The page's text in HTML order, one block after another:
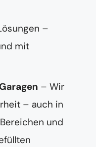
–
mit
– Wir
– auch in
und